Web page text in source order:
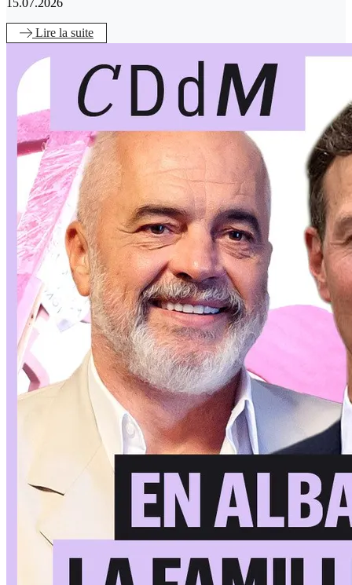
15.07.2026
Lire la suite